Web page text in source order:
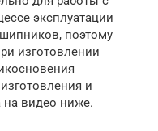
эксплуатации
поэтому
изготовлении
и
на видео ниже.